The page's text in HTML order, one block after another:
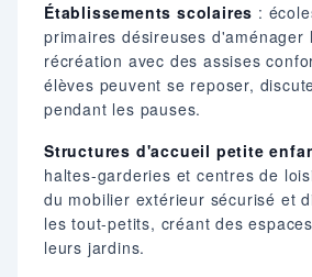
Établissements scolaires :
primaires désireuses d'aménager
récréation avec des assises
élèves peuvent se reposer,
pendant les pauses.
Structures d'accueil petite
haltes-garderies et centres de
du mobilier extérieur sécurisé et
les tout-petits, créant des
leurs jardins.